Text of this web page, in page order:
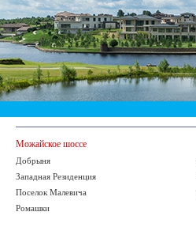
Можайское шоссе
Добрыня
Западная Резиденция
Поселок Малевича
Ромашки